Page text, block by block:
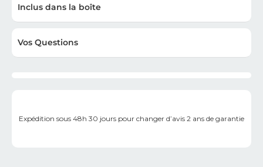
Inclus dans la boîte
Vos Questions
Expédition sous 48h 30 jours pour changer d’avis 2 ans de garantie